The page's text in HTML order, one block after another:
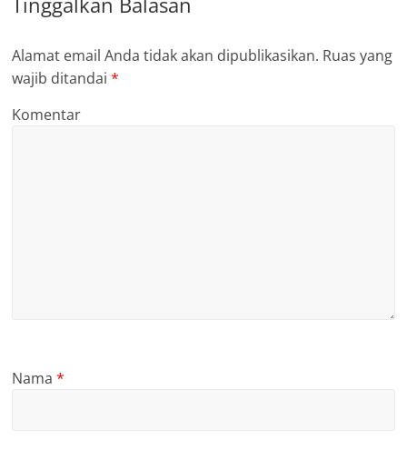
Alamat email Anda tidak akan dipublikasikan. Ruas yang
wajib ditandai*
Komentar
Nama*